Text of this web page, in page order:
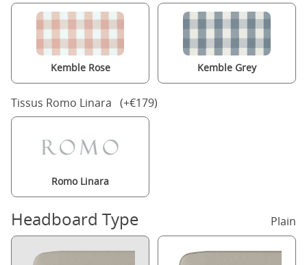
Kemble Rose Kemble Grey
Tissus Romo Linara (+€179)
Romo Linara
Headboard Type Plain